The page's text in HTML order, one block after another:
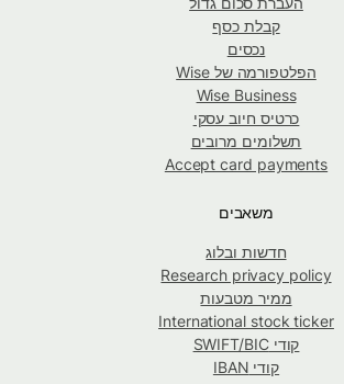
קבלת כסף
נכסים
הפלטפורמה של Wise
Wise Business
כרטיס חיוב עסקי
תשלומים מרובים
Accept card payments
משאבים
חדשות ובלוג
Research privacy policy
ממיר מטבעות
International stock ticker
קודי SWIFT/BIC
קודי IBAN